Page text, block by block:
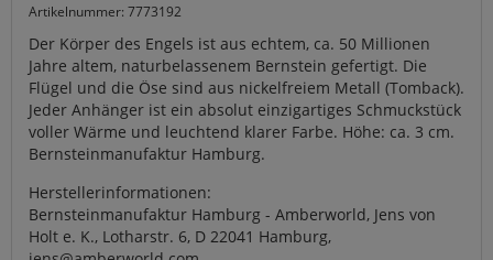
Artikelnummer: 7773192
Der Körper des Engels ist aus echtem, ca. 50 Millionen
Jahre altem, naturbelassenem Bernstein gefertigt. Die
Flügel und die Öse sind aus nickelfreiem Metall (Tomback).
Jeder Anhänger ist ein absolut einzigartiges Schmuckstück
voller Wärme und leuchtend klarer Farbe. Höhe: ca. 3 cm.
Bernsteinmanufaktur Hamburg.
Herstellerinformationen:
Bernsteinmanufaktur Hamburg - Amberworld, Jens von
Holt e. K., Lotharstr. 6, D 22041 Hamburg,